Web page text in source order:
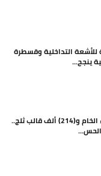
للأشعة التداخلية وقسطرة
ينجح...
(408) ملايين لتر من الماء الخام و(214) ألف قالب ثلج..